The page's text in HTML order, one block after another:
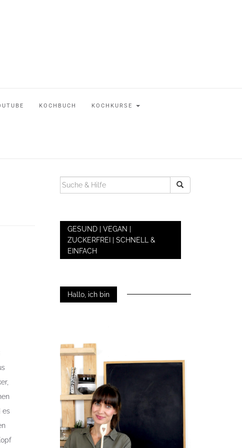
KOCHBUCH KOCHKURSE
es
SUCHEN
NACH:
GESUND | VEGAN |
ZUCKERFREI | SCHNELL &
EINFACH
Hallo, ich bin